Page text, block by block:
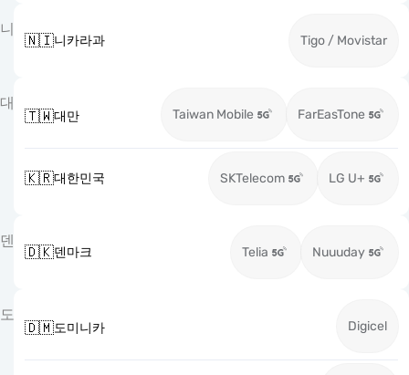
니
🇳🇮니카라과 Tigo / Movistar
대
🇹🇼대만 Taiwan Mobile FarEasTone
🇰🇷대한민국 SKTelecom LG U+
덴
🇩🇰덴마크 Telia Nuuuday
도
🇩🇲도미니카 Digicel